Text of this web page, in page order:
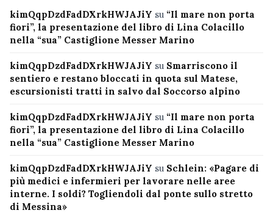
kimQqpDzdFadDXrkHWJAJiY su “Il mare non porta
fiori”, la presentazione del libro di Lina Colacillo
nella “sua” Castiglione Messer Marino
kimQqpDzdFadDXrkHWJAJiY su Smarriscono il
sentiero e restano bloccati in quota sul Matese,
escursionisti tratti in salvo dal Soccorso alpino
kimQqpDzdFadDXrkHWJAJiY su “Il mare non porta
fiori”, la presentazione del libro di Lina Colacillo
nella “sua” Castiglione Messer Marino
kimQqpDzdFadDXrkHWJAJiY su Schlein: «Pagare di
più medici e infermieri per lavorare nelle aree
interne. I soldi? Togliendoli dal ponte sullo stretto
di Messina»